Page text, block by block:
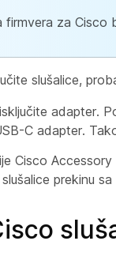
firmvera za Cisco
slušalice,
adapter.
C adapter.
Cisco Accessory
prekinu